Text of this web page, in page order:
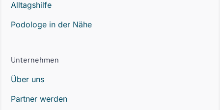
Alltagshilfe
Podologe in der Nähe
Unternehmen
Über uns
Partner werden